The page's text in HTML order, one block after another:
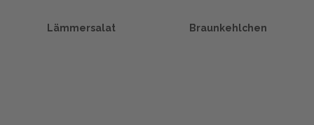
Braunkehlchen
Lämmersalat